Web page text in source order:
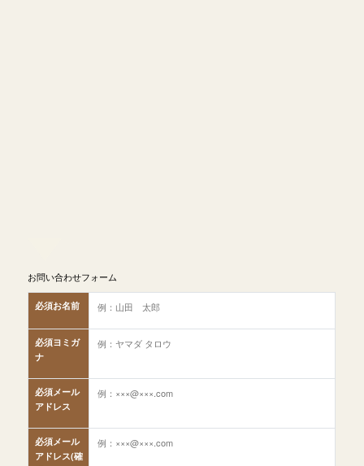
お問い合わせフォーム
必須お名前
必須ヨミガ
ナ
必須メール
アドレス
必須メール
アドレス(確